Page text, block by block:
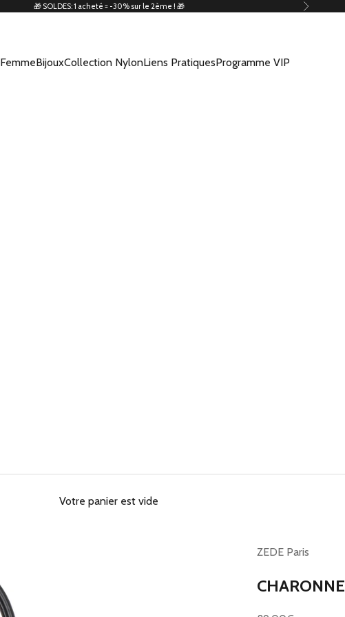
🎁 SOLDES: 1 acheté = -30% sur le 2ème ! 🎁 Suivant
FemmeBijouxCollection NylonLiens PratiquesProgramme VIP
Votre panier est vide
ZEDE Paris
CHARONNE